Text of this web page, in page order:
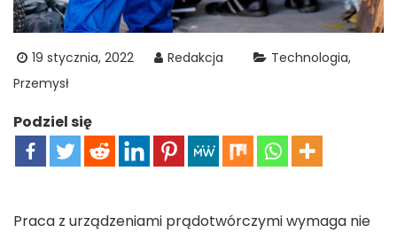
19 stycznia, 2022 Redakcja
Technologia
Przemysł
Podziel się
Praca z urządzeniami prądotwórczymi wymaga nie